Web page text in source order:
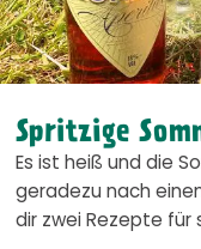
Spritzige
Es ist heiß und die
geradezu nach
dir zwei Rezepte für